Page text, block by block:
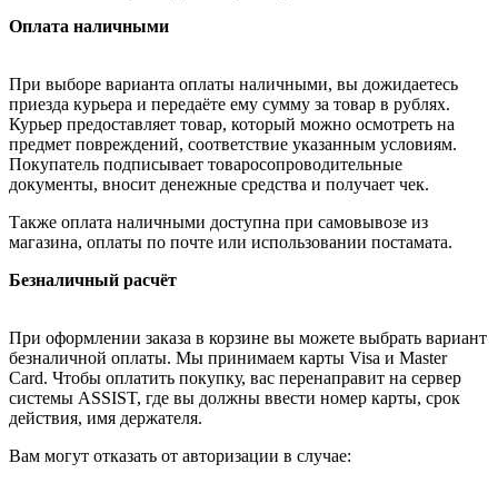
Оплата наличными
При выборе варианта оплаты наличными, вы дожидаетесь
приезда курьера и передаёте ему сумму за товар в рублях.
Курьер предоставляет товар, который можно осмотреть на
предмет повреждений, соответствие указанным условиям.
Покупатель подписывает товаросопроводительные
документы, вносит денежные средства и получает чек.
Также оплата наличными доступна при самовывозе из
магазина, оплаты по почте или использовании постамата.
Безналичный расчёт
При оформлении заказа в корзине вы можете выбрать вариант
безналичной оплаты. Мы принимаем карты Visa и Master
Card. Чтобы оплатить покупку, вас перенаправит на сервер
системы ASSIST, где вы должны ввести номер карты, срок
действия, имя держателя.
Вам могут отказать от авторизации в случае: